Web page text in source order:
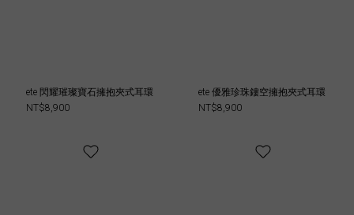
ete 閃耀璀璨寶石擁抱夾式耳環
NT$8,900
ete 優雅珍珠鏤空擁抱夾式耳環
NT$8,900